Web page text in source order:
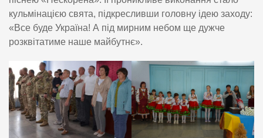
кульмінацією свята, підкресливши головну ідею заходу:
«Все буде Україна! А під мирним небом ще дужче
розквітатиме наше майбутнє».